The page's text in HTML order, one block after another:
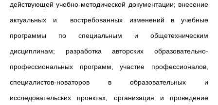
действующей учебно-методической документации; внесение
актуальных и востребованных изменений в учебные
программы по специальным и общетехническим
дисциплинам; разработка авторских образовательно-
профессиональных программ, участие профессионалов,
специалистов-новаторов в образовательных и
исследовательских проектах, организация и проведение